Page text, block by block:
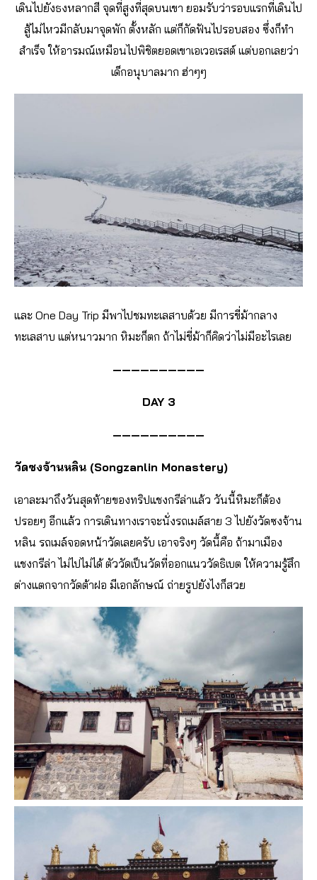
เดินไปยังธงหลากสี จุดที่สูงที่สุดบนเขา ยอมรับว่ารอบแรกที่เดินไป
สู้ไม่ไหวมีกลับมาจุดพัก ตั้งหลัก แต่ก็กัดฟันไปรอบสอง ซึ่งก็ทำ
สำเร็จ ให้อารมณ์เหมือนไปพิชิตยอดเขาเอเวอเรสต์ แต่บอกเลยว่า
เด็กอนุบาลมาก ฮ่าๆๆ
และ One Day Trip มีพาไปชมทะเลสาบด้วย มีการขี่ม้ากลาง
ทะเลสาบ แต่หนาวมาก หิมะก็ตก ถ้าไม่ขี่ม้าก็คิดว่าไม่มีอะไรเลย
——————————
DAY 3
——————————
วัดซงจ้านหลิน (Songzanlin Monastery)
เอาละมาถึงวันสุดท้ายของทริปแชงกรีล่าแล้ว วันนี้หิมะก็ต้อง
ปรอยๆ อีกแล้ว การเดินทางเราจะนั่งรถเมล์สาย 3 ไปยังวัดซงจ้าน
หลิน รถเมล์จอดหน้าวัดเลยครับ เอาจริงๆ วัดนี้คือ ถ้ามาเมือง
แชงกรีล่า ไม่ไปไม่ได้ ตัววัดเป็นวัดที่ออกแนววัดธิเบต ให้ความรู้สึก
ต่างแตกจากวัดต้าฝอ มีเอกลักษณ์ ถ่ายรูปยังไงก็สวย